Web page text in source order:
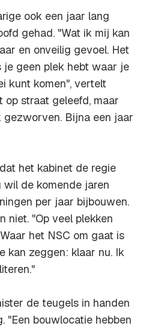
ook een jaar lang
gehad. "Wat ik mij kan
en onveilig gevoel. Het
geen plek hebt waar je
kunt komen", vertelt
op straat geleefd, maar
Bijna een jaar
het kabinet de regie
wil de komende jaren
per jaar bijbouwen.
niet. "Op veel plekken
het NSC om gaat is
kan zeggen: klaar nu. Ik
de teugels in handen
"Een bouwlocatie hebben